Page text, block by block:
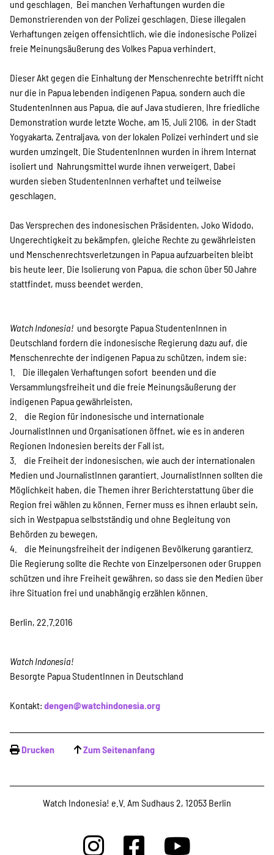
Indonesian
Suche
und geschlagen. Bei manchen Verhaftungen wurden die
Demonstrierenden von der Polizei geschlagen. Diese illegalen
Verhaftungen zeigen offensichtlich, wie die indonesische Polizei
freie Meinungsäußerung des Volkes Papua verhindert.
Dieser Akt gegen die Einhaltung der Menschenrechte betrifft nicht
nur die in Papua lebenden indigenen Papua, sondern auch die
StudentenInnen aus Papua, die auf Java studieren. Ihre friedliche
Demonstration wurde letzte Woche, am 15. Juli 2106, in der Stadt
Yogyakarta, Zentraljava, von der lokalen Polizei verhindert und sie
wurden umzingelt. Die StudentenInnen wurden in ihrem Internat
isoliert und Nahrungsmittel wurde ihnen verweigert. Dabei
wurden sieben StudentenInnen verhaftet und teilweise
geschlagen.
Das Versprechen des indonesischen Präsidenten, Joko Widodo,
Ungerechtigkeit zu bekämpfen, gleiche Rechte zu gewährleisten
und Menschenrechtsverletzungen in Papua aufzuarbeiten bleibt
bis heute leer. Die Isolierung von Papua, die schon über 50 Jahre
stattfindet, muss beendet werden.
Watch Indonesia! und besorgte Papua StudentenInnen in
Deutschland fordern die indonesische Regierung dazu auf, die
Menschenrechte der indigenen Papua zu schützen, indem sie:
1. Die illegalen Verhaftungen sofort beenden und die
Versammlungsfreiheit und die freie Meinungsäußerung der
indigenen Papua gewährleisten,
2. die Region für indonesische und internationale
JournalistInnen und Organisationen öffnet, wie es in anderen
Regionen Indonesien bereits der Fall ist,
3. die Freiheit der indonesischen, wie auch der internationalen
Medien und JournalistInnen garantiert. JournalistInnen sollten die
Möglichkeit haben, die Themen ihrer Berichterstattung über die
Region frei wählen zu können. Ferner muss es ihnen erlaubt sein,
sich in Westpapua selbstständig und ohne Begleitung von
Behörden zu bewegen,
4. die Meinungsfreiheit der indigenen Bevölkerung garantierz.
Die Regierung sollte die Rechte von Einzelpersonen oder Gruppen
schützen und ihre Freiheit gewähren, so dass sie den Medien über
ihre Situation frei und unabhängig erzählen können.
Berlin, 22.7.2016
Watch Indonesia!
Besorgte Papua StudentInnen in Deutschland
Kontakt: dengen@watchindonesia.org
Drucken Zum Seitenanfang
Watch Indonesia! e.V. Am Sudhaus 2, 12053 Berlin